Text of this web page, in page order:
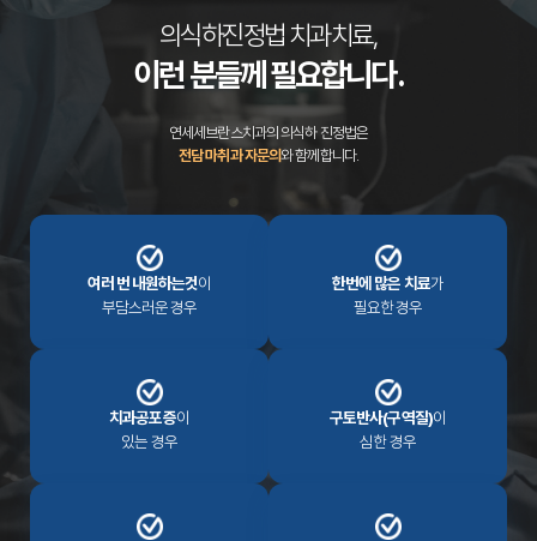
의식하진정법 치과치료,
이런 분들께 필요합니다.
연세세브란스치과의 의식하 진정법은
전담 마취과 자문의와 함께합니다.
여러 번 내원하는것이
부담스러운 경우
한번에 많은 치료가
필요한 경우
치과공포증이
있는 경우
구토반사(구역질)이
심한 경우